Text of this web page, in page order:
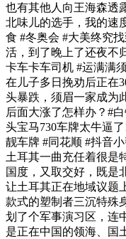
也有其他人向王海森透
北味儿的选手，我的速
食 #冬奥会 #大美终究
活，到了晚上了还夜不
卡车卡车司机 #运满满
在儿子多日挽劝后正在
头暴跌，须眉一家成为
后面大涨了怎样办？#
头宝马730车牌太牛逼
靓车牌 #同花顺 #抖音
土耳其一曲充任着很是
国度，又取交好，既是
让土耳其正在地域议题
款式的塑制者三沉特殊
划了个军事演习区，连
是正在中国的领海、国